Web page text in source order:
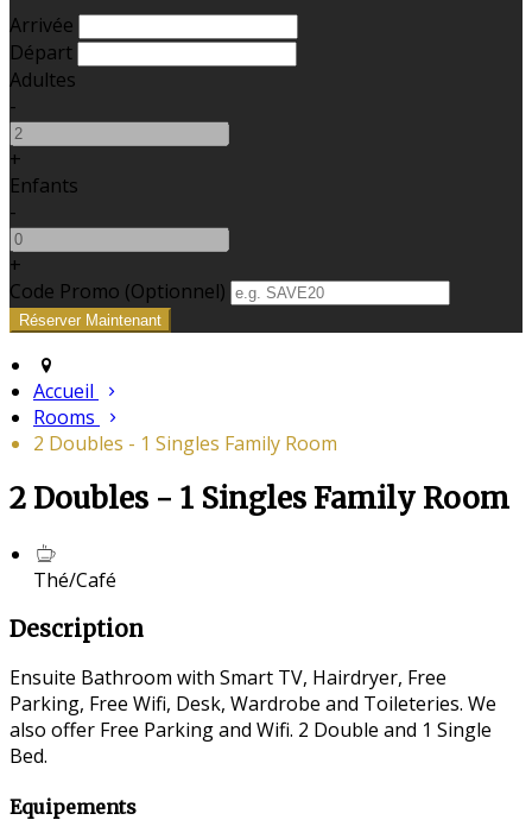
Arrivée
Départ
Adultes
-
+
Enfants
-
+
Code Promo (Optionnel)
Accueil
Rooms
2 Doubles - 1 Singles Family Room
2 Doubles - 1 Singles Family Room
Thé/Café
Description
Ensuite Bathroom with Smart TV, Hairdryer, Free
Parking, Free Wifi, Desk, Wardrobe and Toileteries. We
also offer Free Parking and Wifi. 2 Double and 1 Single
Bed.
Equipements